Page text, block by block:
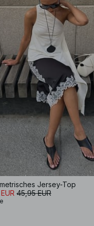
Jersey-Top
45,95 EUR